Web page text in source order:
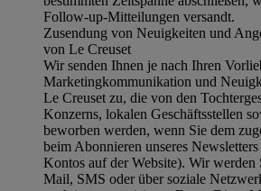
Follow-up-Mitteilungen versandt.
Zusendung von Neuigkeiten und
von Le Creuset
Wir senden Ihnen je nach Ihren
Marketingkommunikation und
Le Creuset zu, die von den
Konzerns, lokalen Geschäftsstellen
beworben werden, wenn Sie dem
beim Abonnieren unseres
Kontos auf der Website). Wir werden
Mail, SMS oder über soziale